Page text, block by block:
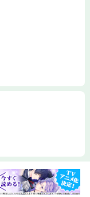
なる。群馬県は「保
地域内で意見の相違
ラだから、いびつな
だ。前橋と高崎のラ
問題などなど、エゴ
繰り広げられている